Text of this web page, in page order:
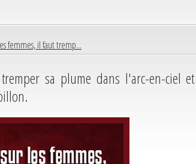
femmes, il faut tremp...
sa plume dans l'arc-en-ciel et